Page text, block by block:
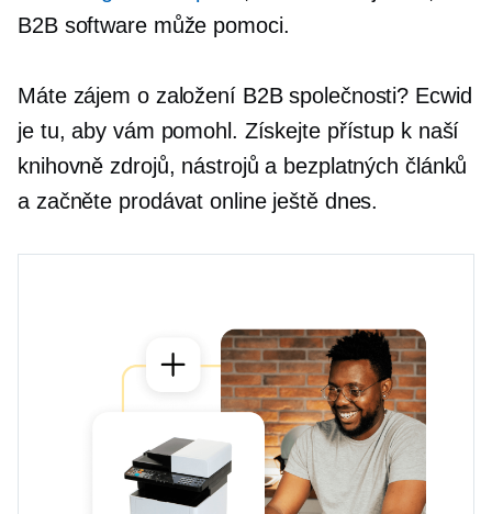
B2B software může pomoci.
Máte zájem o založení B2B společnosti? Ecwid
je tu, aby vám pomohl. Získejte přístup k naší
knihovně zdrojů, nástrojů a bezplatných článků
a začněte prodávat online ještě dnes.